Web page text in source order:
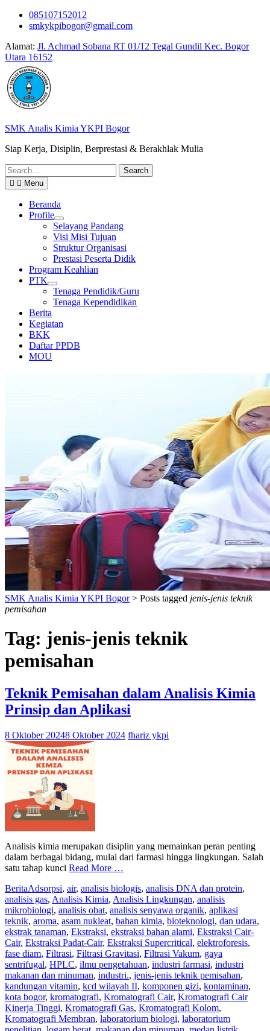
Skip
085107152012
smkykpibogor@gmail.com
Alamat: Jl. Achmad Sobana RT 01/12 Tegal Gundil Kec. Bogor
Utara 16152
SMK Analis Kimia YKPI Bogor
Siap Kerja, Disiplin, Berprestasi & Berakhlak Mulia
Search
for:
Menu
Beranda
Profile
Selayang Pandang
Visi Misi Tujuan
Struktur Organisasi
Prestasi Peserta Didik
Program Keahlian
PTK
Tenaga Pendidik/Guru
Tenaga Kependidikan
Berita
Kegiatan
BKK
Daftar PPDB
MOU
SMK Analis Kimia YKPI Bogor> Posts tagged jenis-jenis teknik
pemisahan
Tag: jenis-jenis teknik
pemisahan
Teknik Pemisahan dalam Analisis Kimia
Prinsip dan Aplikasi
8 Oktober 20248 Oktober 2024 fhariz ykpi
Analisis kimia merupakan disiplin yang memainkan peran penting
dalam berbagai bidang, mulai dari farmasi hingga lingkungan. Salah
satu tahap kunci Read More …
BeritaAdsorpsi, air, analisis biologis, analisis DNA dan protein,
analisis gas, Analisis Kimia, Analisis Lingkungan, analisis
mikrobiologi, analisis obat, analisis senyawa organik, aplikasi
teknik, aroma, asam nukleat, bahan kimia, bioteknologi, dan udara,
ekstrak tanaman, Ekstraksi, ekstraksi bahan alami, Ekstraksi Cair-
Cair, Ekstraksi Padat-Cair, Ekstraksi Supercritical, elektroforesis,
fase diam, Filtrasi, Filtrasi Gravitasi, Filtrasi Vakum, gaya
sentrifugal, HPLC, ilmu pengetahuan, industri farmasi, industri
makanan dan minuman, industri., jenis-jenis teknik pemisahan,
kandungan vitamin, kcd wilayah II, komponen gizi, kontaminan,
kota bogor, kromatografi, Kromatografi Cair, Kromatografi Cair
Kinerja Tinggi, Kromatografi Gas, Kromatografi Kolom,
Kromatografi Membran, laboratorium biologi, laboratorium